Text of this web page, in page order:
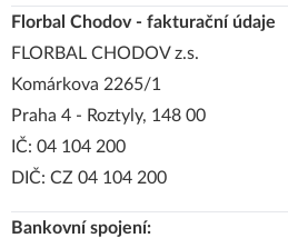
Florbal Chodov - fakturační údaje
FLORBAL CHODOV z.s.
Komárkova 2265/1
Praha 4 - Roztyly, 148 00
IČ: 04 104 200
DIČ: CZ 04 104 200
Bankovní spojení: